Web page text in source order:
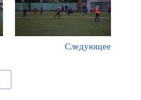
Следующее